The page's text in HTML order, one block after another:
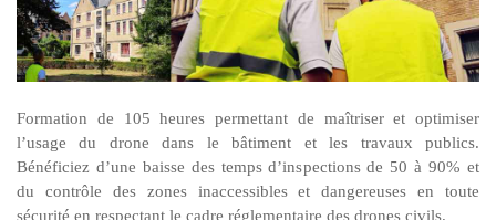
Formation de 105 heures permettant de maîtriser et optimiser
l’usage du drone dans le bâtiment et les travaux publics.
Bénéficiez d’une baisse des temps d’inspections de 50 à 90% et
du contrôle des zones inaccessibles et dangereuses en toute
sécurité en respectant le cadre réglementaire des drones civils.